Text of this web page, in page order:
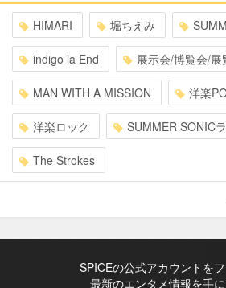
HIMARI 堀ちえみ
indigo la End 展示会/博覧会/展
MAN WITH A MISSION 洋楽
洋楽ロック SUMMER SONIC
The Strokes
SPICEの公式アカウントを
最新のエンタメ情報を手